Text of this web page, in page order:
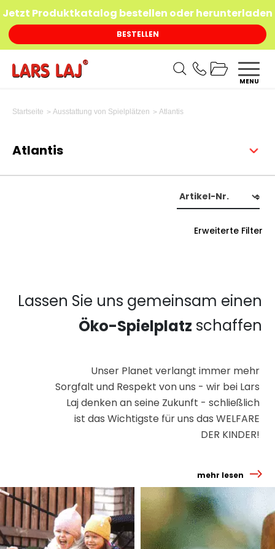
Jetzt Produktkatalog bestellen oder herunterladen
BESTELLEN
MENU
Startseite Ausstattung von Spielplätzen Atlantis
Atlantis
Erweiterte Filter
Lassen Sie uns gemeinsam einen
Öko-Spielplatz schaffen
Unser Planet verlangt immer mehr
Sorgfalt und Respekt von uns - wir bei Lars
Laj denken an seine Zukunft - schließlich
ist das Wichtigste für uns das WELFARE
DER KINDER!
mehr lesen